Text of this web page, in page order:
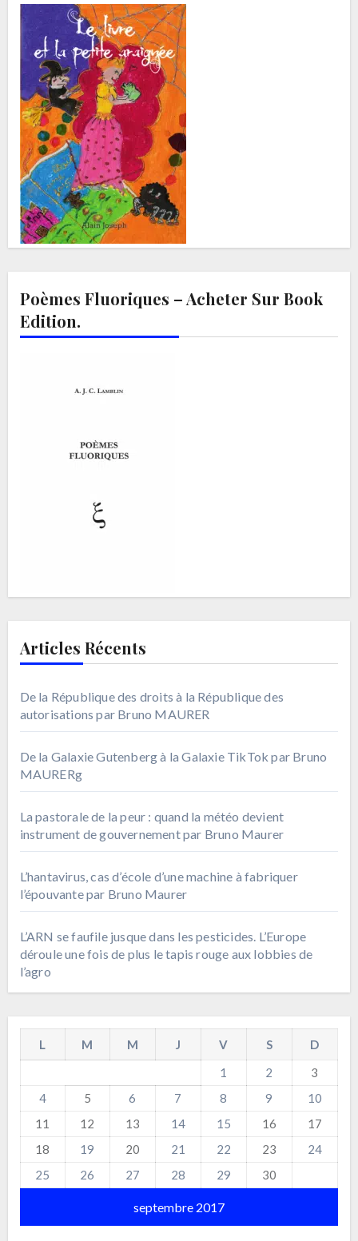
Poèmes Fluoriques – Acheter Sur Book
Edition.
Articles Récents
De la République des droits à la République des
autorisations par Bruno MAURER
De la Galaxie Gutenberg à la Galaxie TikTok par Bruno
MAURERg
La pastorale de la peur : quand la météo devient
instrument de gouvernement par Bruno Maurer
L’hantavirus, cas d’école d’une machine à fabriquer
l’épouvante par Bruno Maurer
L’ARN se faufile jusque dans les pesticides. L’Europe
déroule une fois de plus le tapis rouge aux lobbies de
l’agro
septembre 2017
L M M J V S
D
1
2
3
4
5 6 7 8 9
10
11
12 13 14 15 16
17
18
19 20 21 22 23
24
25
26 27 28 29 30